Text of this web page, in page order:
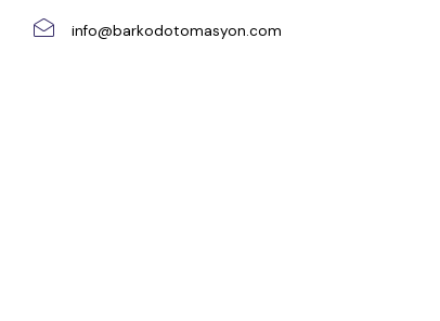
info@barkodotomasyon.com